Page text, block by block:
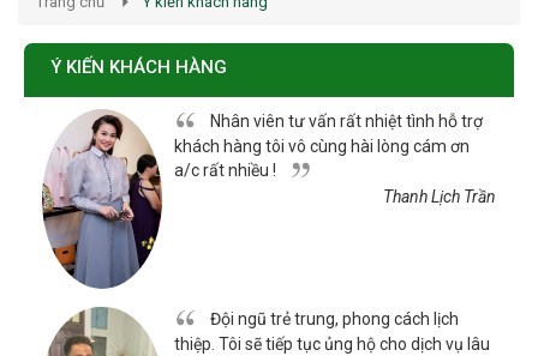
Ý KIẾN KHÁCH HÀNG
Nhân viên tư vấn rất nhiệt tình hỗ trợ
khách hàng tôi vô cùng hài lòng cám ơn
a/c rất nhiều !
Thanh Lịch Trần
Đội ngũ trẻ trung, phong cách lịch
thiệp. Tôi sẽ tiếp tục ủng hộ cho dịch vụ lâu